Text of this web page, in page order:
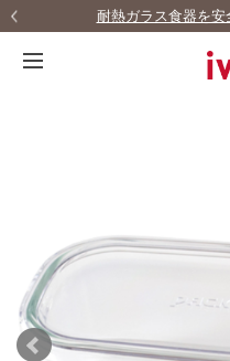
耐熱ガラス食器を